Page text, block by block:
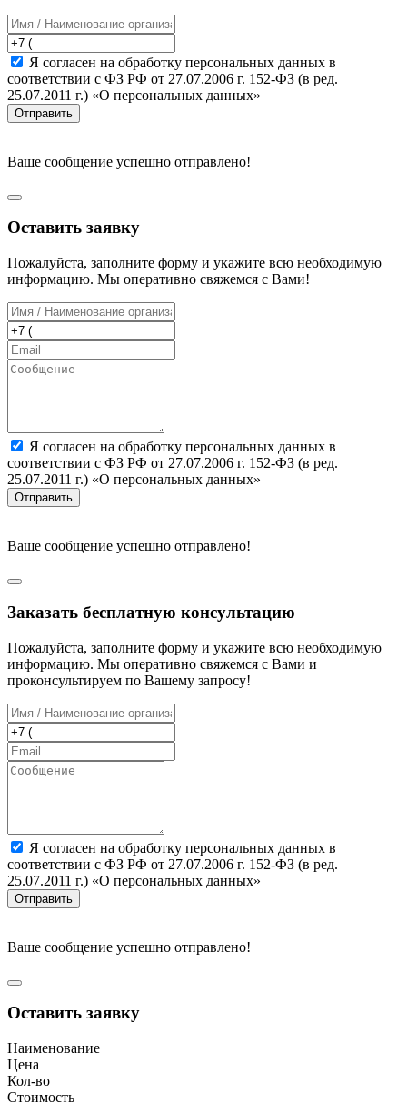
Я согласен на обработку персональных данных в
соответствии с ФЗ РФ от 27.07.2006 г. 152-ФЗ (в ред.
25.07.2011 г.) «О персональных данных»
Отправить
Ваше сообщение успешно отправлено!
Оставить заявку
Пожалуйста, заполните форму и укажите всю необходимую
информацию. Мы оперативно свяжемся с Вами!
Я согласен на обработку персональных данных в
соответствии с ФЗ РФ от 27.07.2006 г. 152-ФЗ (в ред.
25.07.2011 г.) «О персональных данных»
Отправить
Ваше сообщение успешно отправлено!
Заказать бесплатную консультацию
Пожалуйста, заполните форму и укажите всю необходимую
информацию. Мы оперативно свяжемся с Вами и
проконсультируем по Вашему запросу!
Я согласен на обработку персональных данных в
соответствии с ФЗ РФ от 27.07.2006 г. 152-ФЗ (в ред.
25.07.2011 г.) «О персональных данных»
Отправить
Ваше сообщение успешно отправлено!
Оставить заявку
Наименование
Цена
Кол-во
Стоимость